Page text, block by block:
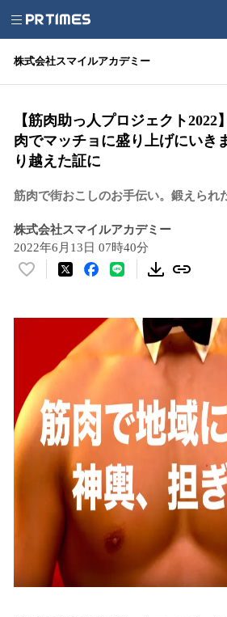
株式会社スマイルアカデミー
【筋肉助っ人プロジェクト
肉でマッチョに盛り上げにいき
り越えた証に
筋肉で街おこしのお手伝い。鍛えられ
株式会社スマイルアカデミー
2022年6月13日 07時40分
い
読
み
込
み
中